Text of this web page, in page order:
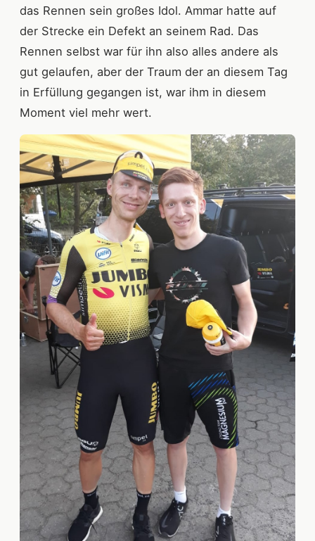
das Rennen sein großes Idol. Ammar hatte auf
der Strecke ein Defekt an seinem Rad. Das
Rennen selbst war für ihn also alles andere als
gut gelaufen, aber der Traum der an diesem Tag
in Erfüllung gegangen ist, war ihm in diesem
Moment viel mehr wert.